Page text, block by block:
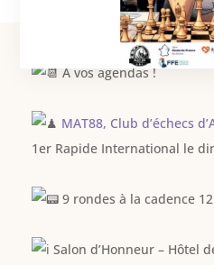
A vos agendas !
MAT88, Club d’échecs
1er Rapide International le
9 rondes à la cadence
Salon d’Honneur – Hôtel